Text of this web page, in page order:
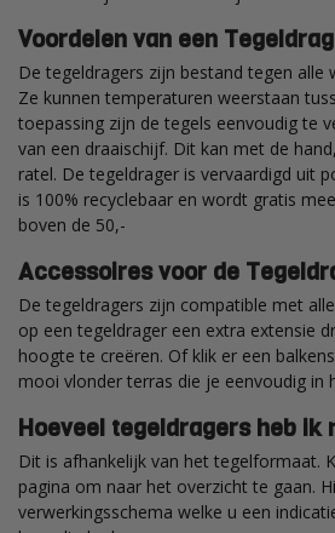
Voordelen van een
​De tegeldragers zijn bestand tegen alle
Ze kunnen temperaturen weerstaan
toepassing zijn de tegels eenvoudig te
van een draaischijf. Dit kan met de
ratel. De tegeldrager is vervaardigd uit
is 100% recyclebaar en wordt gratis
boven de 50,-
Accessoires voor de
​De tegeldragers zijn compatible met
op een tegeldrager een extra extensie
hoogte te creëren. Of klik er een
mooi vlonder terras die je eenvoudig in
​Hoeveel tegeldragersheb ik
​Dit is afhankelijk van het tegelformaat.
pagina om naar het overzicht te gaan.
verwerkingsschema welke u een